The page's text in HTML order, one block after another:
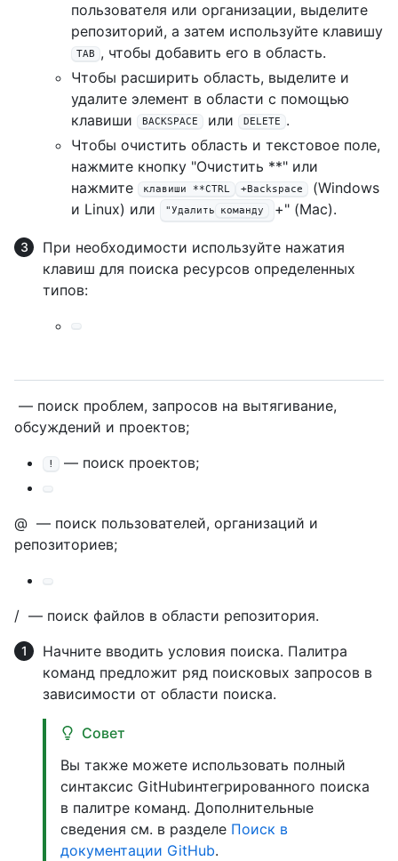
пользователя или организации, выделите
репозиторий, а затем используйте клавишу
TAB
, чтобы добавить его в область.
Чтобы расширить область, выделите и
удалите элемент в области с помощью
клавиши
BACKSPACE или DELETE
.
Чтобы очистить область и текстовое поле,
нажмите кнопку "Очистить **" или
нажмите
клавиши **CTRL +Backspace
(Windows
и Linux) или
"Удалить команду +" (Mac).
При необходимости используйте нажатия
клавиш для поиска ресурсов определенных
типов:
— поиск проблем, запросов на вытягивание,
обсуждений и проектов;
! — поиск проектов;
@ — поиск пользователей, организаций и
репозиториев;
/ — поиск файлов в области репозитория.
Начните вводить условия поиска. Палитра
команд предложит ряд поисковых запросов в
зависимости от области поиска.
Совет
Вы также можете использовать полный
синтаксис GitHubинтегрированного поиска
в палитре команд. Дополнительные
сведения см. в разделе Поиск в
документации GitHub.